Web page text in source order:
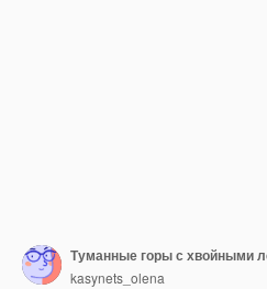
kasynets_olena